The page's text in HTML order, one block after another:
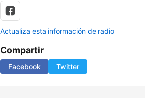
Actualiza esta información de radio
Compartir
Facebook Twitter